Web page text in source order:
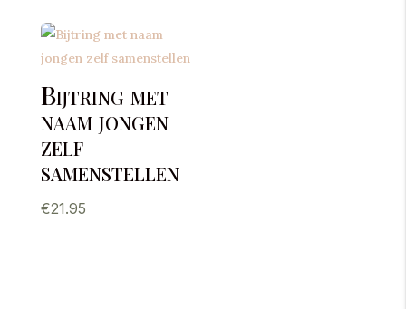
Bijtring met
naam jongen
zelf
samenstellen
€21.95